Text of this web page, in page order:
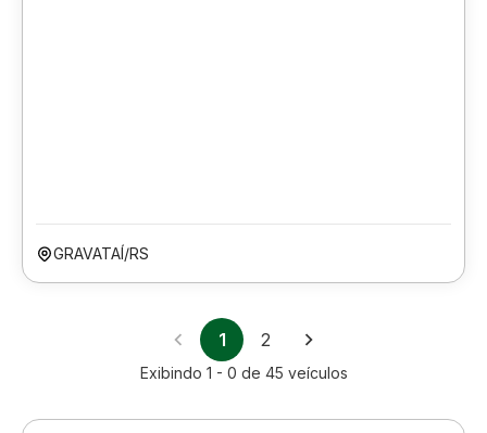
GRAVATAÍ/RS
1 2
Exibindo 1 - 0 de 45 veículos